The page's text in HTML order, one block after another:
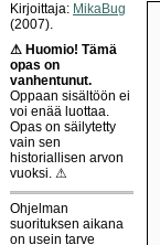
Kirjoittaja: MikaBug
(2007).
⚠ Huomio! Tämä
opas on
vanhentunut.
Oppaan sisältöön ei
voi enää luottaa.
Opas on säilytetty
vain sen
historiallisen arvon
vuoksi. ⚠
Ohjelman
suorituksen aikana
on usein tarve